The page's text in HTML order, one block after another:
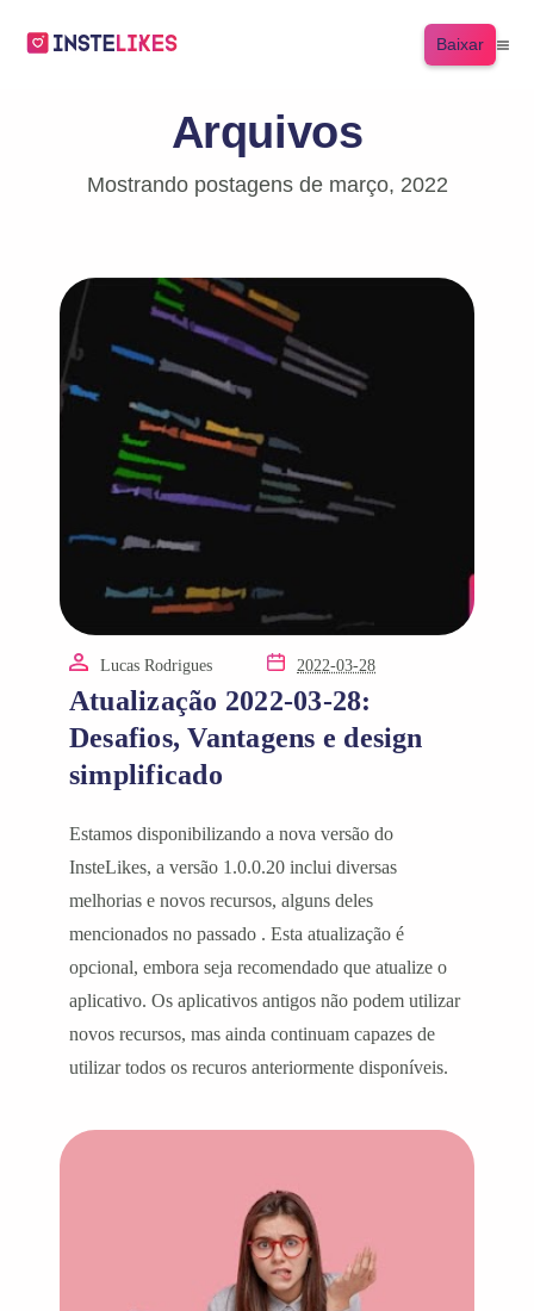
Baixar
Arquivos
Mostrando postagens de março, 2022
Lucas Rodrigues 2022-03-28
Atualização 2022-03-28:
Desafios, Vantagens e design
simplificado
Estamos disponibilizando a nova versão do
InsteLikes, a versão 1.0.0.20 inclui diversas
melhorias e novos recursos, alguns deles
mencionados no passado . Esta atualização é
opcional, embora seja recomendado que atualize o
aplicativo. Os aplicativos antigos não podem utilizar
novos recursos, mas ainda continuam capazes de
utilizar todos os recuros anteriormente disponíveis.